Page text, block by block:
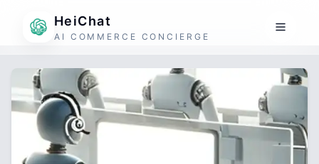
HeiChat
AI COMMERCE CONCIERGE